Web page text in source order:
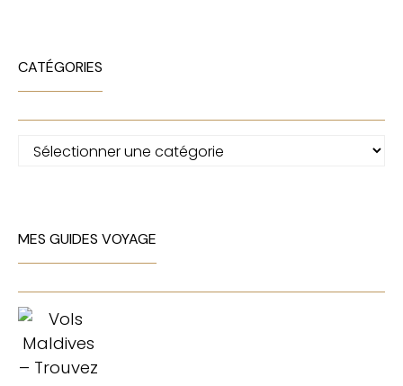
CATÉGORIES
Catégories
MES GUIDES VOYAGE